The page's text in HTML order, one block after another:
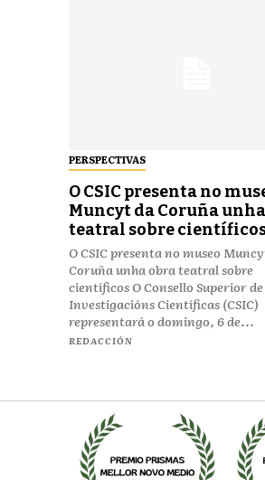
PERSPECTIVAS
O CSIC presenta no
Muncyt da Coruña
teatral sobre
O CSIC presenta no museo
Coruña unha obra teatral sobre
científicos O Consello Superior de
Investigacións Científicas (CSIC)
representará o domingo, 6 de...
REDACCIÓN